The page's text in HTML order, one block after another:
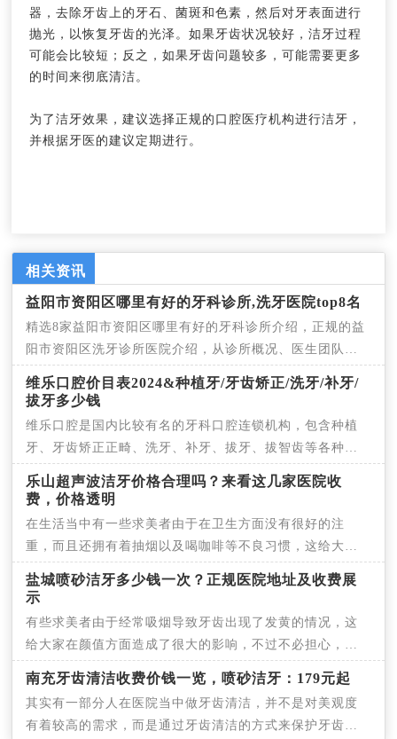
器，去除牙齿上的牙石、菌斑和色素，然后对牙表面进行
抛光，以恢复牙齿的光泽。如果牙齿状况较好，洁牙过程
可能会比较短；反之，如果牙齿问题较多，可能需要更多
的时间来彻底清洁。
为了洁牙效果，建议选择正规的口腔医疗机构进行洁牙，
并根据牙医的建议定期进行。
相关资讯
益阳市资阳区哪里有好的牙科诊所,洗牙医院top8名
精选8家益阳市资阳区哪里有好的牙科诊所介绍，正规的益
阳市资阳区洗牙诊所医院介绍，从诊所概况、医生团队、
维乐口腔价目表2024&种植牙/牙齿矫正/洗牙/补牙/
拔牙多少钱
维乐口腔是国内比较有名的牙科口腔连锁机构，包含种植
牙、牙齿矫正正畸、洗牙、补牙、拔牙、拔智齿等各种常
乐山超声波洁牙价格合理吗？来看这几家医院收
费，价格透明
在生活当中有一些求美者由于在卫生方面没有很好的注
重，而且还拥有着抽烟以及喝咖啡等不良习惯，这给大家
盐城喷砂洁牙多少钱一次？正规医院地址及收费展
示
有些求美者由于经常吸烟导致牙齿出现了发黄的情况，这
给大家在颜值方面造成了很大的影响，不过不必担心，大
南充牙齿清洁收费价钱一览，喷砂洁牙：179元起
其实有一部分人在医院当中做牙齿清洁，并不是对美观度
有着较高的需求，而是通过牙齿清洁的方式来保护牙齿，